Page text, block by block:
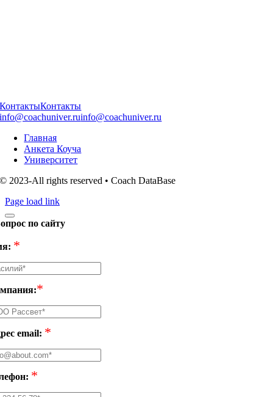
КонтактыКонтакты
info@coachuniver.ruinfo@coachuniver.ru
Главная
Анкета Коуча
Университет
© 2023-All rights reserved • Coach DataBase
Page load link
по сайту
*
*
email: *
*